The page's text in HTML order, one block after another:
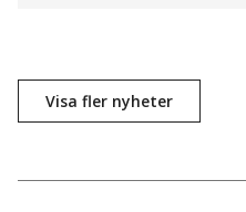
Visa fler nyheter